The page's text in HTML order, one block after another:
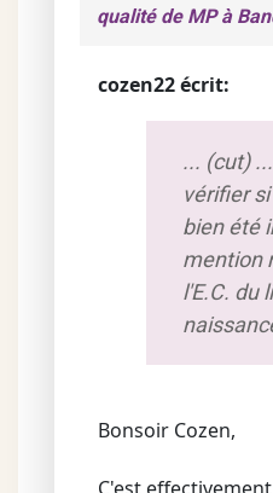
qualité de MP à
cozen22 écrit:
... (cut)
vérifier
bien été
mention
l'E.C. du
Bonsoir Cozen,